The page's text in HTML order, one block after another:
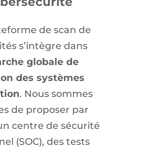
de scan de
s’intègre dans
globale de
des systèmes
. Nous sommes
de proposer par
centre de sécurité
(SOC), des tests